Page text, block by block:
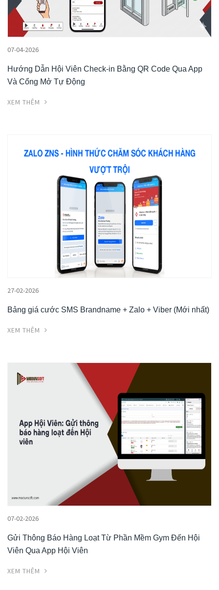
07-04-2026
Hướng Dẫn Hội Viên Check-in Bằng QR Code Qua App
Và Cổng Mở Tự Động
XEM THÊM
27-02-2026
Bảng giá cước SMS Brandname + Zalo + Viber (Mới nhất)
XEM THÊM
07-02-2026
Gửi Thông Báo Hàng Loạt Từ Phần Mềm Gym Đến Hội
Viên Qua App Hội Viên
XEM THÊM